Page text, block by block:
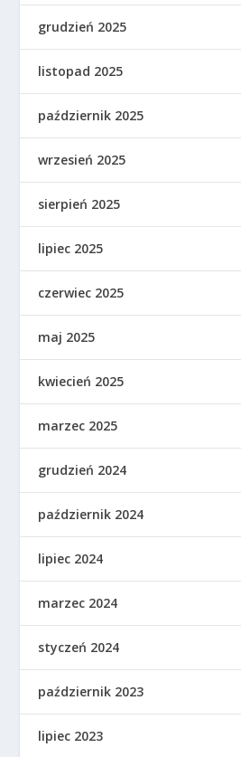
grudzień 2025
listopad 2025
październik 2025
wrzesień 2025
sierpień 2025
lipiec 2025
czerwiec 2025
maj 2025
kwiecień 2025
marzec 2025
grudzień 2024
październik 2024
lipiec 2024
marzec 2024
styczeń 2024
październik 2023
lipiec 2023